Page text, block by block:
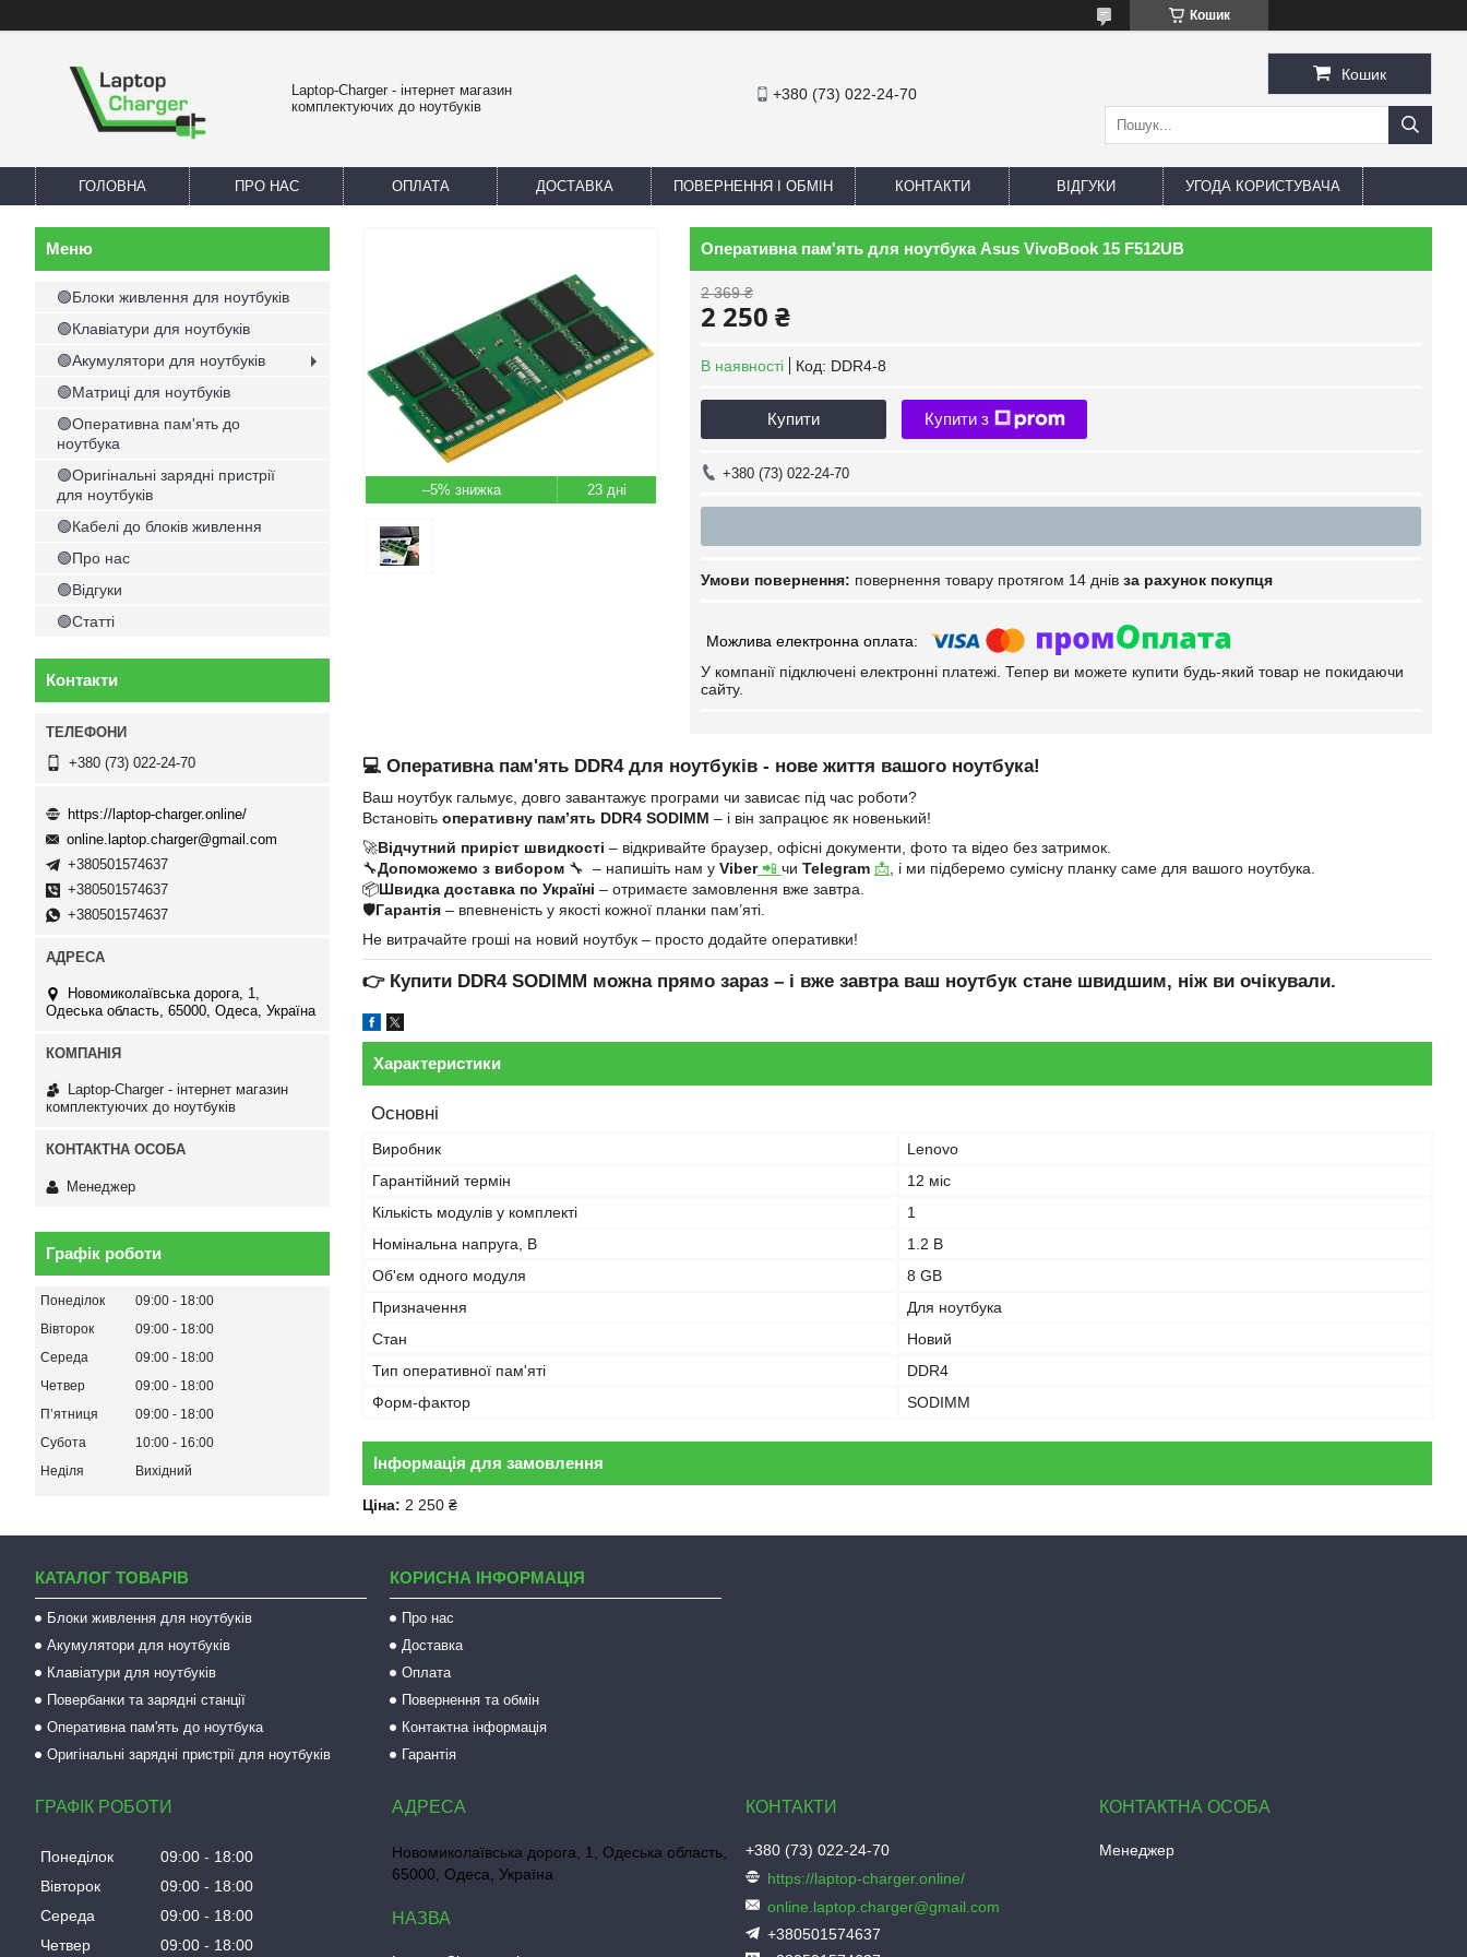
Кошик
Laptop-Charger - інтернет магазин
комплектуючих до ноутбуків
+380 (73) 022-24-70
Кошик
ГОЛОВНА ПРО НАС ОПЛАТА ДОСТАВКА ПОВЕРНЕННЯ І ОБМІН КОНТАКТИ ВІДГУКИ УГОДА КОРИСТУВАЧА
–5% 23 дні
Оперативна пам'ять для ноутбука Asus VivoBook 15 F512UB
2 369 ₴
2 250 ₴
В наявності Код: DDR4-8
Купити Купити з
+380 (73) 022-24-70
повернення товару протягом 14 днів за рахунок покупця
У компанії підключені електронні платежі. Тепер ви можете купити будь-який товар не покидаючи
сайту.
💻 Оперативна пам'ять DDR4 для ноутбуків - нове життя вашого ноутбука!
Ваш ноутбук гальмує, довго завантажує програми чи зависає під час роботи?
Встановіть оперативну пам’ять DDR4 SODIMM – і він запрацює як новенький!
🚀Відчутний приріст швидкості – відкривайте браузер, офісні документи, фото та відео без затримок.
🔧Допоможемо з вибором 🔧 – напишіть нам у Viber📲 чи Telegram 📩 , і ми підберемо сумісну планку саме для вашого ноутбука.
📦Швидка доставка по Україні – отримаєте замовлення вже завтра.
🛡Гарантія – впевненість у якості кожної планки пам’яті.
Не витрачайте гроші на новий ноутбук – просто додайте оперативки!
👉 Купити DDR4 SODIMM можна прямо зараз – і вже завтра ваш ноутбук стане швидшим, ніж ви очікували.
Характеристики
Основні
Виробник
Lenovo
Гарантійний термін
12 міс
Кількість модулів у комплекті
1
Номінальна напруга, В
1.2 В
Об'єм одного модуля
8 GB
Призначення
Для ноутбука
Стан
Новий
Тип оперативної пам'яті
DDR4
Форм-фактор
SODIMM
Інформація для замовлення
Ціна: 2 250 ₴
🟢Блоки живлення для ноутбуків
🟢Клавіатури для ноутбуків
🟢Акумулятори для ноутбуків
🟢Матриці для ноутбуків
🟢Оперативна пам'ять до
ноутбука
🟢Оригінальні зарядні пристрії
для ноутбуків
🟢Кабелі до блоків живлення
🟢Про нас
🟢Відгуки
🟢Статті
Контакти
+380 (73) 022-24-70
https://laptop-charger.online/
online.laptop.charger@gmail.com
+380501574637
+380501574637
+380501574637
Новомиколаївська дорога, 1,
Одеська область, 65000, Одеса, Україна
Laptop-Charger - інтернет магазин
комплектуючих до ноутбуків
Менеджер
Графік роботи
Понеділок 09:00
18:00
Вівторок
09:00
18:00
Середа
09:00
18:00
Четвер
09:00
18:00
Пʼятниця
09:00
18:00
Субота
10:00
16:00
Неділя
Вихідний
КАТАЛОГ ТОВАРІВ
Блоки живлення для ноутбуків
Акумулятори для ноутбуків
Клавіатури для ноутбуків
Повербанки та зарядні станції
Оперативна пам'ять до ноутбука
Оригінальні зарядні пристрії для ноутбуків
КОРИСНА ІНФОРМАЦІЯ
Про нас
Доставка
Оплата
Повернення та обмін
Контактна інформація
Гарантія
ГРАФІК РОБОТИ
Понеділок 09:00
18:00
Вівторок
09:00
18:00
Середа
09:00
18:00
Четвер
09:00 18:00
Новомиколаївська дорога, 1, Одеська область,
65000, Одеса, Україна
+380 (73) 022-24-70
https://laptop-charger.online/
online.laptop.charger@gmail.com
+380501574637
Менеджер